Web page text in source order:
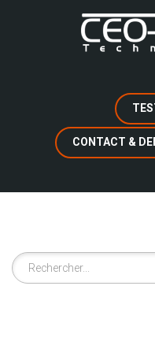
CONTACT &
Rechercher